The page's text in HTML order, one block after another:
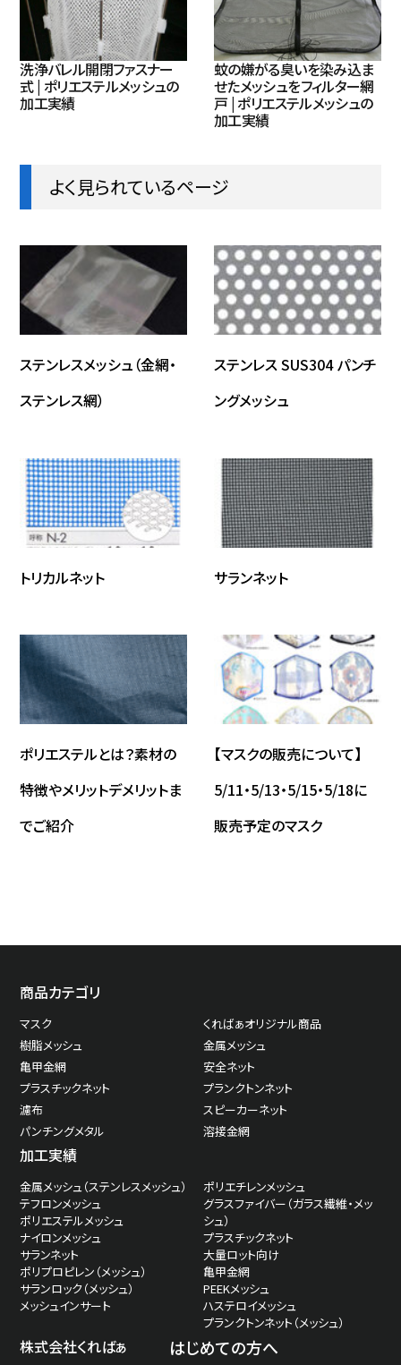
洗浄バレル開閉ファスナー
式 | ポリエステルメッシュの
加工実績
蚊の嫌がる臭いを染み込ま
せたメッシュをフィルター網
戸 | ポリエステルメッシュの
加工実績
よく見られているページ
ステンレスメッシュ（金網・
ステンレス網）
ステンレス SUS304 パンチ
ングメッシュ
トリカルネット サランネット
ポリエステルとは？素材の
特徴やメリットデメリットま
でご紹介
【マスクの販売について】
5/11・5/13・5/15・5/18に
販売予定のマスク
商品カテゴリ
マスク
くればぁオリジナル商品
樹脂メッシュ
金属メッシュ
亀甲金網
安全ネット
プラスチックネット
プランクトンネット
濾布
スピーカーネット
パンチングメタル
溶接金網
加工実績
金属メッシュ（ステンレスメッシュ）
テフロンメッシュ
ポリエステルメッシュ
ナイロンメッシュ
サランネット
ポリプロピレン（メッシュ）
サランロック（メッシュ）
メッシュインサート
ポリエチレンメッシュ
グラスファイバー（ガラス繊維・メッ
シュ）
プラスチックネット
大量ロット向け
亀甲金網
PEEKメッシュ
ハステロイメッシュ
プランクトンネット（メッシュ）
株式会社くればぁ
はじめての方へ